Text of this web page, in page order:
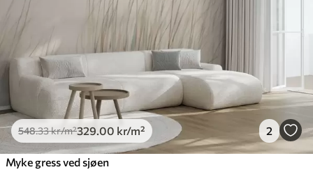
Premium vinyl
650 kr/m²
Peel and Stick
925 .00555.00kr/m²
548.33kr/m²329 .00 kr/m² 2
Myke gress ved sjøen